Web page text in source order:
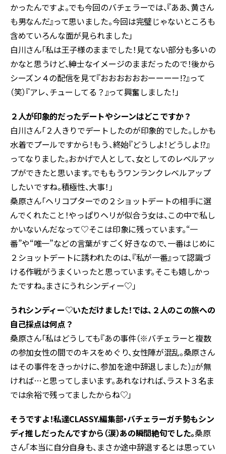
かったんですよ。でも今回のバチェラーでは、『ああ、黄さん
も男なんだ』って思いました。今回は完璧じゃないところも
含めていろんな面が見られました」
白川さん「私は王子様のままでした！見てない部分も多いの
かなと思うけど、紳士なイメージのままだったので！後から
シーズン４の配信を見て『おおおおおおーーーー!?』って
（笑）『アレ、チューしてる？』って興奮しました！」
２人が印象的だったデートやシーンはどこですか？
白川さん「２人きりでデートしたのが印象的でした。しかも
水着でプールですから！もう、終始『どうしよ！どうしよ!?』
ってなりました。おかげで人として、女としてのレベルアッ
プができたと思います。でももうワンランクレベルアップ
したいですね。積極性、大事！」
桑原さん「ヘリコプターでの２ショットデートの相手に選
んでくれたこと！やっぱりヘリが似合う女は、この中で私し
かいないんだなって♡そこは印象に残っています。“一
番”や“唯一”などの言葉がすごく好きなので、一番はじめに
２ショットデートに誘われたのは、『私が一番』って認識づ
ける作戦がうまくいったと思っています。そこも嬉しかっ
たですね。まさにうれシンディー♡」
うれシンディー♡いただけました！では、２人のこの旅への
自己採点は何点？
桑原さん「私はどうしても『あの事件（※バチェラーと複数
の参加女性の間でのキスをめぐり、女性陣が混乱。桑原さん
はその事件をきっかけに、参加を途中辞退しました）』が無
ければ…と思ってしまいます。あれなければ、ラスト３名ま
では余裕で残ってましたからね♡」
そうですよ！私達CLASSY.編集部・バチェラーガチ勢もシン
ディ推しだったんですから（涙）あの瞬間絶句でした。桑原
さん「本当に自分自身も、まさか途中辞退するとは思ってい